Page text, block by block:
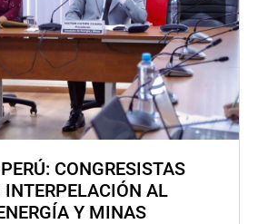
CONGRESISTAS
INTERPELACIÓN AL
Y MINAS